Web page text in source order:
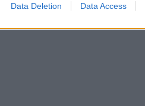
Data Deletion Data Access